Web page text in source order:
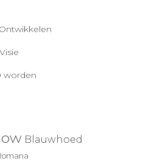
worden
Blauwhoed